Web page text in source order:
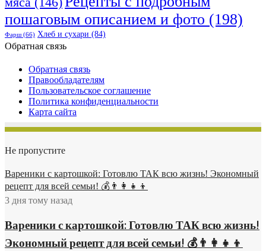
пошаговым описанием и фото (198)
Фарш(66) Хлеб и сухари (84)
Обратная связь
Обратная связь
Правообладателям
Пользовательское соглашение
Политика конфиденциальности
Карта сайта
Не пропустите
Вареники с картошкой: Готовлю ТАК всю жизнь! Экономный
рецепт для всей семьи! 💰👨👩👧👦
3 дня тому назад
Вареники с картошкой: Готовлю ТАК всю жизнь!
Экономный рецепт для всей семьи! 💰👨👩👧👦